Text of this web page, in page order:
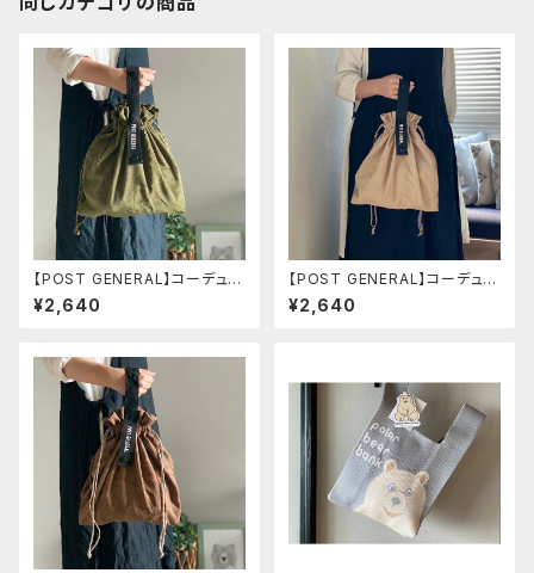
【POST GENERAL】コーデュロ
イバッグ オリーブ
¥2,640
【POST GENERAL】コーデュロ
イバッグ ベージュ
¥2,640